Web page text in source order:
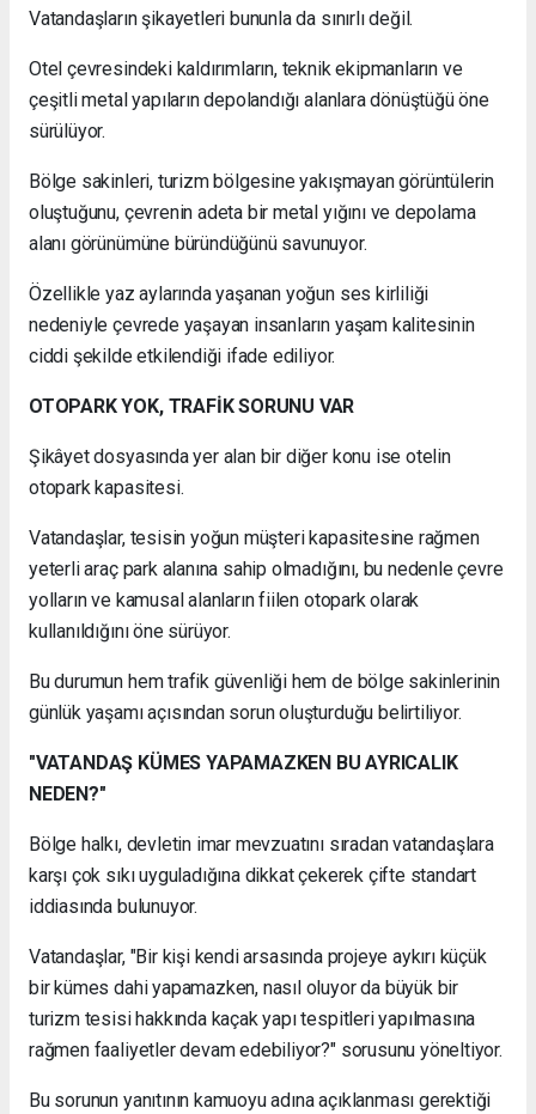
Vatandaşların şikayetleri bununla da sınırlı değil.
Otel çevresindeki kaldırımların, teknik ekipmanların ve
çeşitli metal yapıların depolandığı alanlara dönüştüğü öne
sürülüyor.
Bölge sakinleri, turizm bölgesine yakışmayan görüntülerin
oluştuğunu, çevrenin adeta bir metal yığını ve depolama
alanı görünümüne büründüğünü savunuyor.
Özellikle yaz aylarında yaşanan yoğun ses kirliliği
nedeniyle çevrede yaşayan insanların yaşam kalitesinin
ciddi şekilde etkilendiği ifade ediliyor.
OTOPARK YOK, TRAFİK SORUNU VAR
Şikâyet dosyasında yer alan bir diğer konu ise otelin
otopark kapasitesi.
Vatandaşlar, tesisin yoğun müşteri kapasitesine rağmen
yeterli araç park alanına sahip olmadığını, bu nedenle çevre
yolların ve kamusal alanların fiilen otopark olarak
kullanıldığını öne sürüyor.
Bu durumun hem trafik güvenliği hem de bölge sakinlerinin
günlük yaşamı açısından sorun oluşturduğu belirtiliyor.
"VATANDAŞ KÜMES YAPAMAZKEN BU AYRICALIK
NEDEN?"
Bölge halkı, devletin imar mevzuatını sıradan vatandaşlara
karşı çok sıkı uyguladığına dikkat çekerek çifte standart
iddiasında bulunuyor.
Vatandaşlar, "Bir kişi kendi arsasında projeye aykırı küçük
bir kümes dahi yapamazken, nasıl oluyor da büyük bir
turizm tesisi hakkında kaçak yapı tespitleri yapılmasına
rağmen faaliyetler devam edebiliyor?" sorusunu yöneltiyor.
Bu sorunun yanıtının kamuoyu adına açıklanması gerektiği